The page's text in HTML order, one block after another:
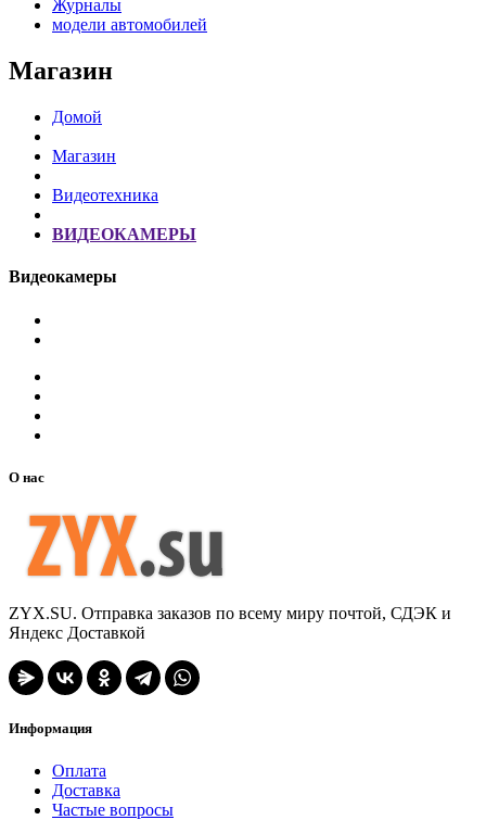
Журналы
модели автомобилей
Магазин
Домой
Магазин
Видеотехника
ВИДЕОКАМЕРЫ
Видеокамеры
О нас
ZYX.SU. Отправка заказов по всему миру почтой, СДЭК и
Яндекс Доставкой
Информация
Оплата
Доставка
Частые вопросы